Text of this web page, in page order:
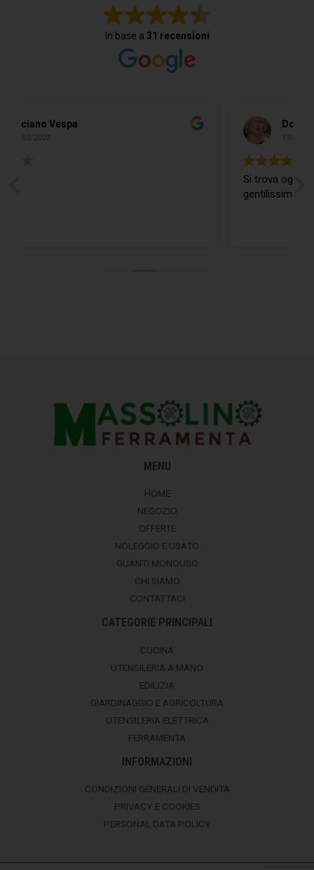
In base a 31 recensioni
Si trova ogni cosa ed in più il Ragazzo è
MENU
HOME
NEGOZIO
OFFERTE
NOLEGGIO E USATO
GUANTI MONOUSO
CHI SIAMO
CONTATTACI
CATEGORIE PRINCIPALI
CUCINA
UTENSILERIA A MANO
EDILIZIA
GIARDINAGGIO E AGRICOLTURA
UTENSILERIA ELETTRICA
FERRAMENTA
INFORMAZIONI
CONDIZIONI GENERALI DI VENDITA
PRIVACY E COOKIES
PERSONAL DATA POLICY